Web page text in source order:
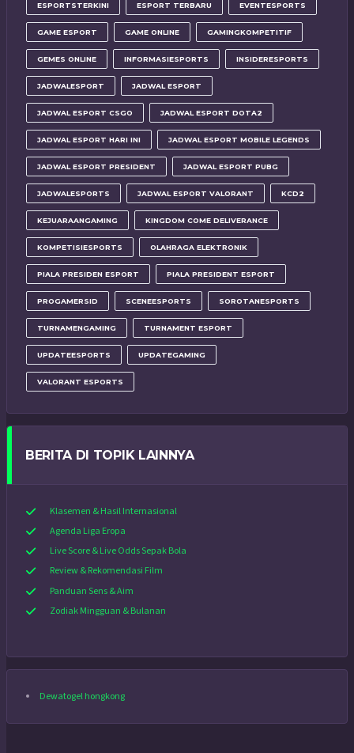
ESPORTSTERKINI ESPORT TERBARU EVENTESPORTS
GAME ESPORT GAME ONLINE GAMINGKOMPETITIF
GEMES ONLINE INFORMASIESPORTS INSIDERESPORTS
JADWALESPORT JADWAL ESPORT
JADWAL ESPORT CSGO JADWAL ESPORT DOTA2
JADWAL ESPORT HARI INI JADWAL ESPORT MOBILE LEGENDS
JADWAL ESPORT PRESIDENT JADWAL ESPORT PUBG
JADWALESPORTS JADWAL ESPORT VALORANT KCD2
KEJUARAANGAMING KINGDOM COME DELIVERANCE
KOMPETISIESPORTS OLAHRAGA ELEKTRONIK
PIALA PRESIDEN ESPORT PIALA PRESIDENT ESPORT
PROGAMERSID SCENEESPORTS SOROTANESPORTS
TURNAMENGAMING TURNAMENT ESPORT
UPDATEESPORTS UPDATEGAMING
VALORANT ESPORTS
BERITA DI TOPIK LAINNYA
Klasemen & Hasil Internasional
Agenda Liga Eropa
Live Score & Live Odds Sepak Bola
Review & Rekomendasi Film
Panduan Sens & Aim
Zodiak Mingguan & Bulanan
Dewatogel hongkong